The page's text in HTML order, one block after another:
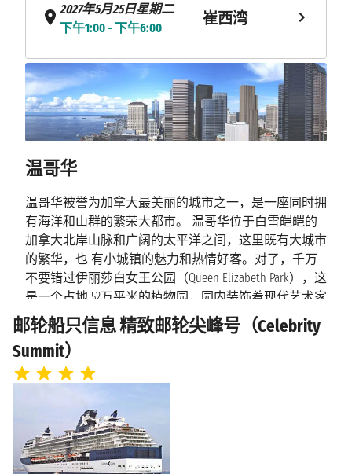
2027年5月25日星期二
下午1:00 - 下午6:00
崔西湾
2027年5月26日星期三
上午7:00 - 下午8:00
斯卡圭
2027年5月27日星期四
上午7:00 - 下午6:00
朱诺
下午1:30 - 下午8:00
凯奇坎
2027年5月29日星期六 海上巡航
2027年5月30日星期日
上午7:00
温哥华
温哥华
温哥华被誉为加拿大最美丽的城市之一，是一座同时拥
有海洋和山群的繁荣大都市。 温哥华位于白雪皑皑的
加拿大北岸山脉和广阔的太平洋之间，这里既有大城市
的繁华，也 有小城镇的魅力和热情好客。对了，千万
不要错过伊丽莎白女王公园（Queen Elizabeth Park），这
是一个占地 52万平米的植物园，园内装饰着现代艺术家
亨利-摩尔（Henry Moore）的雕塑作品。温哥华有许许
多多的公园、海滩、花园、博物馆、艺术画廊，还洋
溢了多元化的民族风情，在这里每一个人都能找到适合
自己的生活方式。
对于大多数邮轮乘客来说，温哥华通常被认为是前往阿
拉斯加欣赏一望无际的白色美景的跳板 ，也有其他乘
邮轮船只信息 精致邮轮尖峰号（Celebrity
Summit）